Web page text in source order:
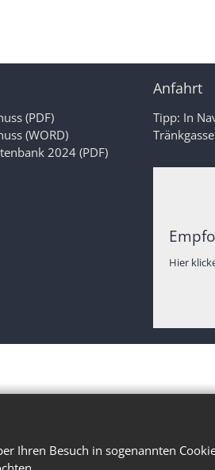
Ihren Besuch in sogenannten
(PDF)
(WORD)
2024 (PDF)
Anfahrt
Tipp: In
Hier